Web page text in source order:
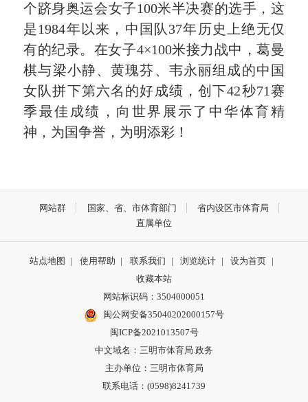
个跻身奥运会女子100米半决赛的选手，这
是1984年以来，中国队37年历史上绝无仅
有的纪录。在女子4×100米接力战中，葛曼
棋与梁小静、黄瑰芬、韦永丽组成的中国
女队拼下第六名的好成绩 ，创下42秒71赛
季最佳 成绩 ， 向世界展示了中华体育精
神，为国争誉， 为明添彩！
网站群 国家、省、市体育部门
省内设区市体育局
直属单位
站点地图 | 使用帮助 | 联系我们 | 浏览统计 | 设为首页 |
收藏本站
网站标识码：3504000051
闽公网安备35040202000157号
闽ICP备2021013507号
中文域名：三明市体育局.政务
主办单位：三明市体育局
联系电话：(0598)8241739